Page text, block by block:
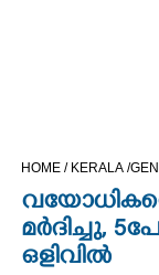
OPINION
HOME / KERALA /
വയോധികനെ
മർദിച്ചു,​
ഒളിവിൽ